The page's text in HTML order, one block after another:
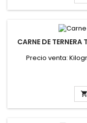
CARNE DE
Precio venta:
